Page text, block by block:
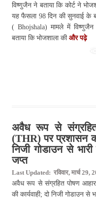
विष्णुजैन ने बताया कि कोर्ट ने
यह फैसला 98 दिन की सुनवाई के
( Bhojshala) मामले में
बताया कि भोजशाला की और पढ़े
अवैध रूप से
(THR) पर प्रशासन
निजी गोडाउन से
जप्त
Last Updated: रविवार, मार्च 29,
अवैध रूप से संग्रहित पोषण
की कार्यवाही; दो निजी गोडाउन से